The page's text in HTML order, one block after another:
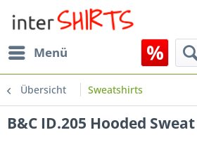
Menü
Übersicht Sweatshirts
B&C ID.205 Hooded